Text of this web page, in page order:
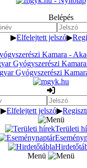
Belépés
▶Elfelejtett jelszó▶
▶Elfelejtett jelszó▶
Területi
Menü